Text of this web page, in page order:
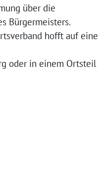
über die
Bürgermeisters.
hofft auf eine
oder in einem Ortsteil